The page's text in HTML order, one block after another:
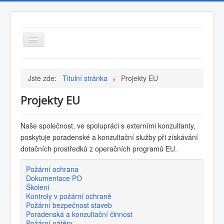
Přepnout
navigaci
Bezpečnost a
ochrana zdraví při
práci
Osobní ochranné
pracovní
prostředky
Kotvící zařízení
Jste zde: Titulní stránka Projekty EU
Projekty EU
Naše společnost, ve spolupráci s externími konzultanty,
poskytuje poradenské a konzultační služby při získávání
dotačních prostředků z operačních programů EU.
Požární ochrana
Dokumentace PO
Školení
Kontroly v požární ochraně
Požární bezpečnost staveb
Poradenská a konzultační činnost